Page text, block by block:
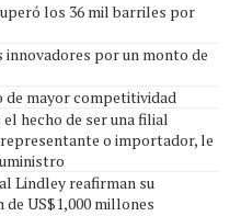
los 36 mil barriles por
por un monto de
de mayor competitividad
hecho de ser una filial
o importador, le
Lindley reafirman su
US$1,000 millones